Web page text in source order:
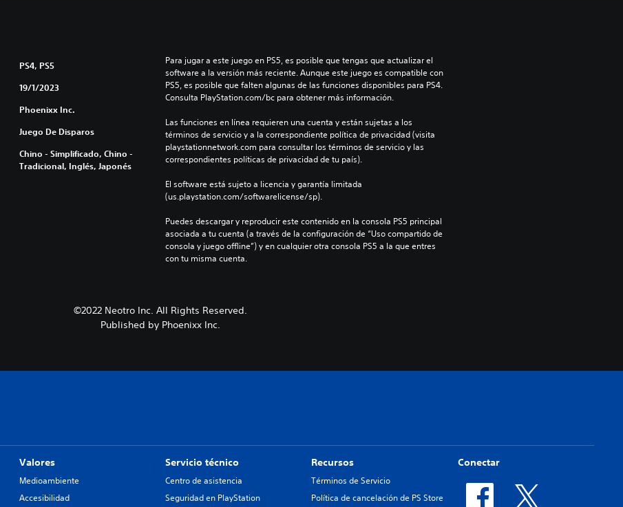
PS4, PS5
19/1/2023
Phoenixx Inc.
Juego De Disparos
Chino - Simplificado, Chino -
Tradicional, Inglés, Japonés
Para jugar a este juego en PS5, es posible que tengas que actualizar el
software a la versión más reciente. Aunque este juego es compatible con
PS5, es posible que falten algunas de las funciones disponibles para PS4.
Consulta PlayStation.com/bc para obtener más información.
Las funciones en línea requieren una cuenta y están sujetas a los
términos de servicio y a la correspondiente política de privacidad (visita
playstationnetwork.com para consultar los términos de servicio y las
correspondientes políticas de privacidad de tu país).
El software está sujeto a licencia y garantía limitada
(us.playstation.com/softwarelicense/sp).
Puedes descargar y reproducir este contenido en la consola PS5 principal
asociada a tu cuenta (a través de la configuración de “Uso compartido de
consola y juego offline”) y en cualquier otra consola PS5 a la que entres
con tu misma cuenta.
©2022 Neotro Inc. All Rights Reserved.
Published by Phoenixx Inc.
Valores
Medioambiente
Accesibilidad
Servicio técnico
Centro de asistencia
Seguridad en PlayStation
Recursos
Términos de Servicio
Política de cancelación de PS Store
Conectar